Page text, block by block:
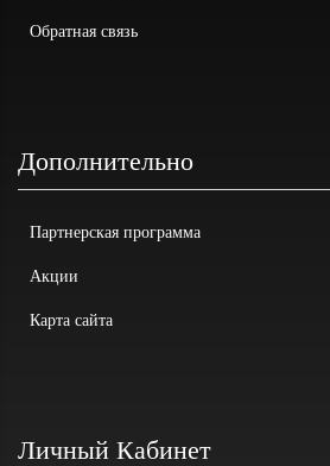
Обратная связь
Дополнительно
Партнерская программа
Акции
Карта сайта
Личный Кабинет